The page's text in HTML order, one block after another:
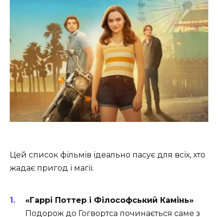
Цей список фільмів ідеально пасує для всіх, хто
жадає пригод і магії.
«Гаррі Поттер і Філософський Камінь»
Подорож до Гогвортса починається саме з